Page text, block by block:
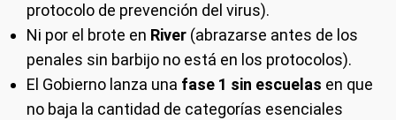
protocolo de prevención del virus).
Ni por el brote en River (abrazarse antes de los
penales sin barbijo no está en los protocolos).
El Gobierno lanza una fase 1 sin escuelas en que
no baja la cantidad de categorías esenciales